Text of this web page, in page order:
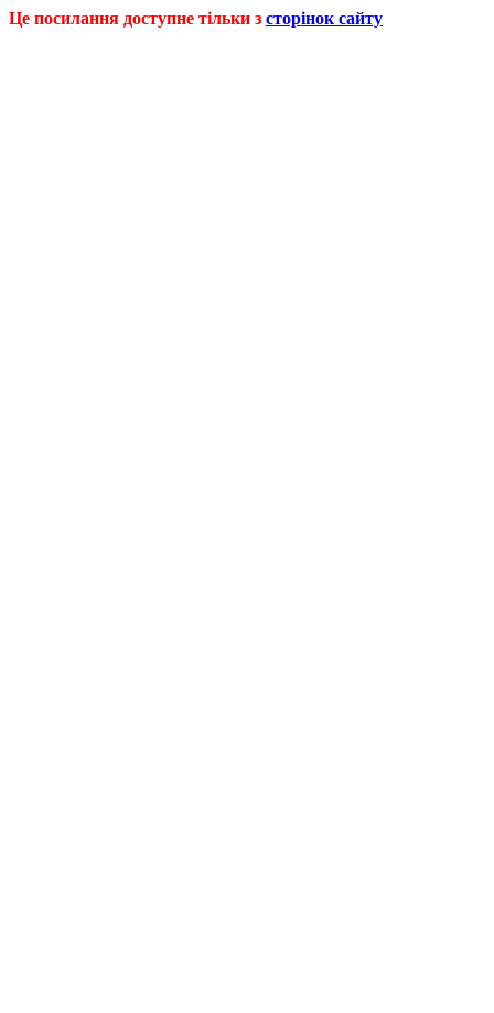
Це посилання доступне тільки з сторінок сайту